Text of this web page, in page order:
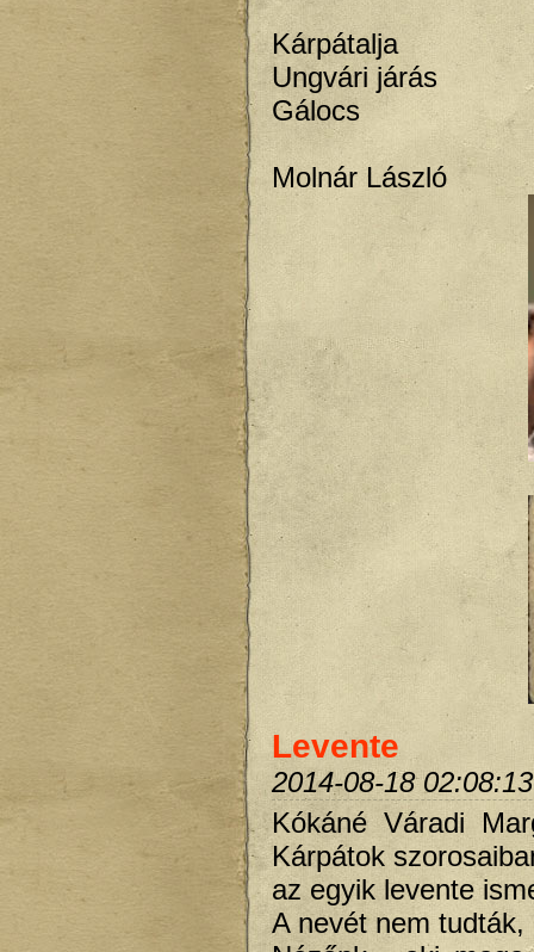
Kárpátalja
Ungvári járás
Gálocs
Molnár László
Levente
2014-08-18 02:08:13
Kókáné Váradi
Kárpátok
az egyik levente
A nevét nem